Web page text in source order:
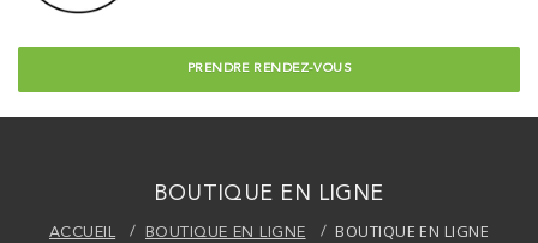
PRENDRE RENDEZ-VOUS
BOUTIQUE EN LIGNE
ACCUEIL BOUTIQUE EN LIGNE BOUTIQUE EN LIGNE